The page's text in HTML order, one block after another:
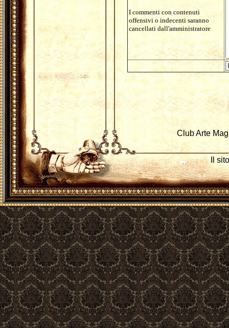
I commenti con contenuti
offensivi o indecenti saranno
cancellati dall'amministratore
Club Arte
Il